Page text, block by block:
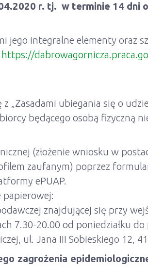
r. tj. w terminie 14 dni
jego integralne elementy oraz
https://
„Zasadami ubiegania się o
będącego osobą fizyczną
(złożenie wniosku w
zaufanym) poprzez
ePUAP.
papierowej:
znajdującej się przy
7.30-20.00 od poniedziałku do
ul. Jana III Sobieskiego 12,
zagrożenia